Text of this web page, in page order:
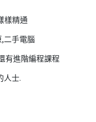
樣精通
,二手電腦
有進階編程課程
人士.